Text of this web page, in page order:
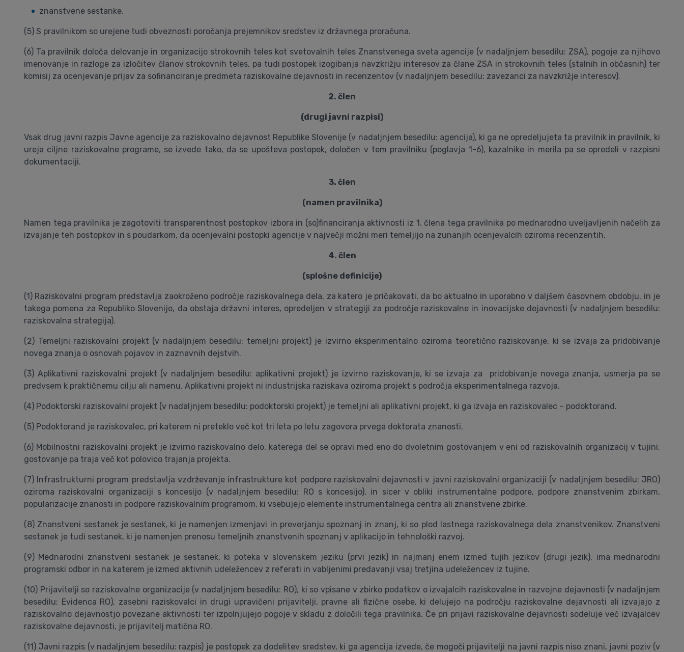
znanstvene sestanke.
(5) S pravilnikom so urejene tudi obveznosti poročanja prejemnikov sredstev iz državnega proračuna.
(6) Ta pravilnik določa delovanje in organizacijo strokovnih teles kot svetovalnih teles Znanstvenega sveta agencije (v nadaljnjem besedilu: ZSA), pogoje za njihovo
imenovanje in razloge za izločitev članov strokovnih teles, pa tudi postopek izogibanja navzkrižju interesov za člane ZSA in strokovnih teles (stalnih in občasnih) ter
komisij za ocenjevanje prijav za sofinanciranje predmeta raziskovalne dejavnosti in recenzentov (v nadaljnjem besedilu: zavezanci za navzkrižje interesov).
2. člen
(drugi javni razpisi)
Vsak drug javni razpis Javne agencije za raziskovalno dejavnost Republike Slovenije (v nadaljnjem besedilu: agencija), ki ga ne opredeljujeta ta pravilnik in pravilnik, ki
ureja ciljne raziskovalne programe, se izvede tako, da se upošteva postopek, določen v tem pravilniku (poglavja 1-6), kazalnike in merila pa se opredeli v razpisni
dokumentaciji.
3. člen
(namen pravilnika)
Namen tega pravilnika je zagotoviti transparentnost postopkov izbora in (so)financiranja aktivnosti iz 1. člena tega pravilnika po mednarodno uveljavljenih načelih za
izvajanje teh postopkov in s poudarkom, da ocenjevalni postopki agencije v največji možni meri temeljijo na zunanjih ocenjevalcih oziroma recenzentih.
4. člen
(splošne definicije)
(1) Raziskovalni program predstavlja zaokroženo področje raziskovalnega dela, za katero je pričakovati, da bo aktualno in uporabno v daljšem časovnem obdobju, in je
takega pomena za Republiko Slovenijo, da obstaja državni interes, opredeljen v strategiji za področje raziskovalne in inovacijske dejavnosti (v nadaljnjem besedilu:
raziskovalna strategija).
(2) Temeljni raziskovalni projekt (v nadaljnjem besedilu: temeljni projekt) je izvirno eksperimentalno oziroma teoretično raziskovanje, ki se izvaja za pridobivanje
novega znanja o osnovah pojavov in zaznavnih dejstvih.
(3) Aplikativni raziskovalni projekt (v nadaljnjem besedilu: aplikativni projekt) je izvirno raziskovanje, ki se izvaja za pridobivanje novega znanja, usmerja pa se
predvsem k praktičnemu cilju ali namenu. Aplikativni projekt ni industrijska raziskava oziroma projekt s področja eksperimentalnega razvoja.
(4) Podoktorski raziskovalni projekt (v nadaljnjem besedilu: podoktorski projekt) je temeljni ali aplikativni projekt, ki ga izvaja en raziskovalec – podoktorand.
(5) Podoktorand je raziskovalec, pri katerem ni preteklo več kot tri leta po letu zagovora prvega doktorata znanosti.
(6) Mobilnostni raziskovalni projekt je izvirno raziskovalno delo, katerega del se opravi med eno do dvoletnim gostovanjem v eni od raziskovalnih organizacij v tujini,
gostovanje pa traja več kot polovico trajanja projekta.
(7) Infrastrukturni program predstavlja vzdrževanje infrastrukture kot podpore raziskovalni dejavnosti v javni raziskovalni organizaciji (v nadaljnjem besedilu: JRO)
oziroma raziskovalni organizaciji s koncesijo (v nadaljnjem besedilu: RO s koncesijo), in sicer v obliki instrumentalne podpore, podpore znanstvenim zbirkam,
popularizacije znanosti in podpore raziskovalnim programom, ki vsebujejo elemente instrumentalnega centra ali znanstvene zbirke.
(8) Znanstveni sestanek je sestanek, ki je namenjen izmenjavi in preverjanju spoznanj in znanj, ki so plod lastnega raziskovalnega dela znanstvenikov. Znanstveni
sestanek je tudi sestanek, ki je namenjen prenosu temeljnih znanstvenih spoznanj v aplikacijo in tehnološki razvoj.
(9) Mednarodni znanstveni sestanek je sestanek, ki poteka v slovenskem jeziku (prvi jezik) in najmanj enem izmed tujih jezikov (drugi jezik), ima mednarodni
programski odbor in na katerem je izmed aktivnih udeležencev z referati in vabljenimi predavanji vsaj tretjina udeležencev iz tujine.
(10) Prijavitelji so raziskovalne organizacije (v nadaljnjem besedilu: RO), ki so vpisane v zbirko podatkov o izvajalcih raziskovalne in razvojne dejavnosti (v nadaljnjem
besedilu: Evidenca RO), zasebni raziskovalci in drugi upravičeni prijavitelji, pravne ali fizične osebe, ki delujejo na področju raziskovalne dejavnosti ali izvajajo z
raziskovalno dejavnostjo povezane aktivnosti ter izpolnjujejo pogoje v skladu z določili tega pravilnika. Če pri prijavi raziskovalne dejavnosti sodeluje več izvajalcev
raziskovalne dejavnosti, je prijavitelj matična RO.
(11) Javni razpis (v nadaljnjem besedilu: razpis) je postopek za dodelitev sredstev, ki ga agencija izvede, če mogoči prijavitelji na javni razpis niso znani, javni poziv (v